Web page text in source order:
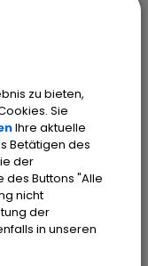
GROTTIAN
zu bieten,
Sie
Ihre aktuelle
Betätigen des
der
des Buttons "Alle
nicht
der
in unseren